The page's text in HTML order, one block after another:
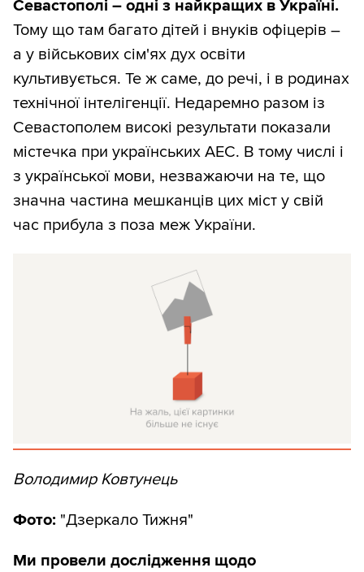
Севастополі – одні з найкращих в Україні.
Тому що там багато дітей і внуків офіцерів –
а у військових сім'ях дух освіти
культивується. Те ж саме, до речі, і в родинах
технічної інтелігенції. Недаремно разом із
Севастополем високі результати показали
містечка при українських АЕС. В тому числі і
з української мови, незважаючи на те, що
значна частина мешканців цих міст у свій
час прибула з поза меж України.
Володимир Ковтунець
Фото: "Дзеркало Тижня"
Ми провели дослідження щодо